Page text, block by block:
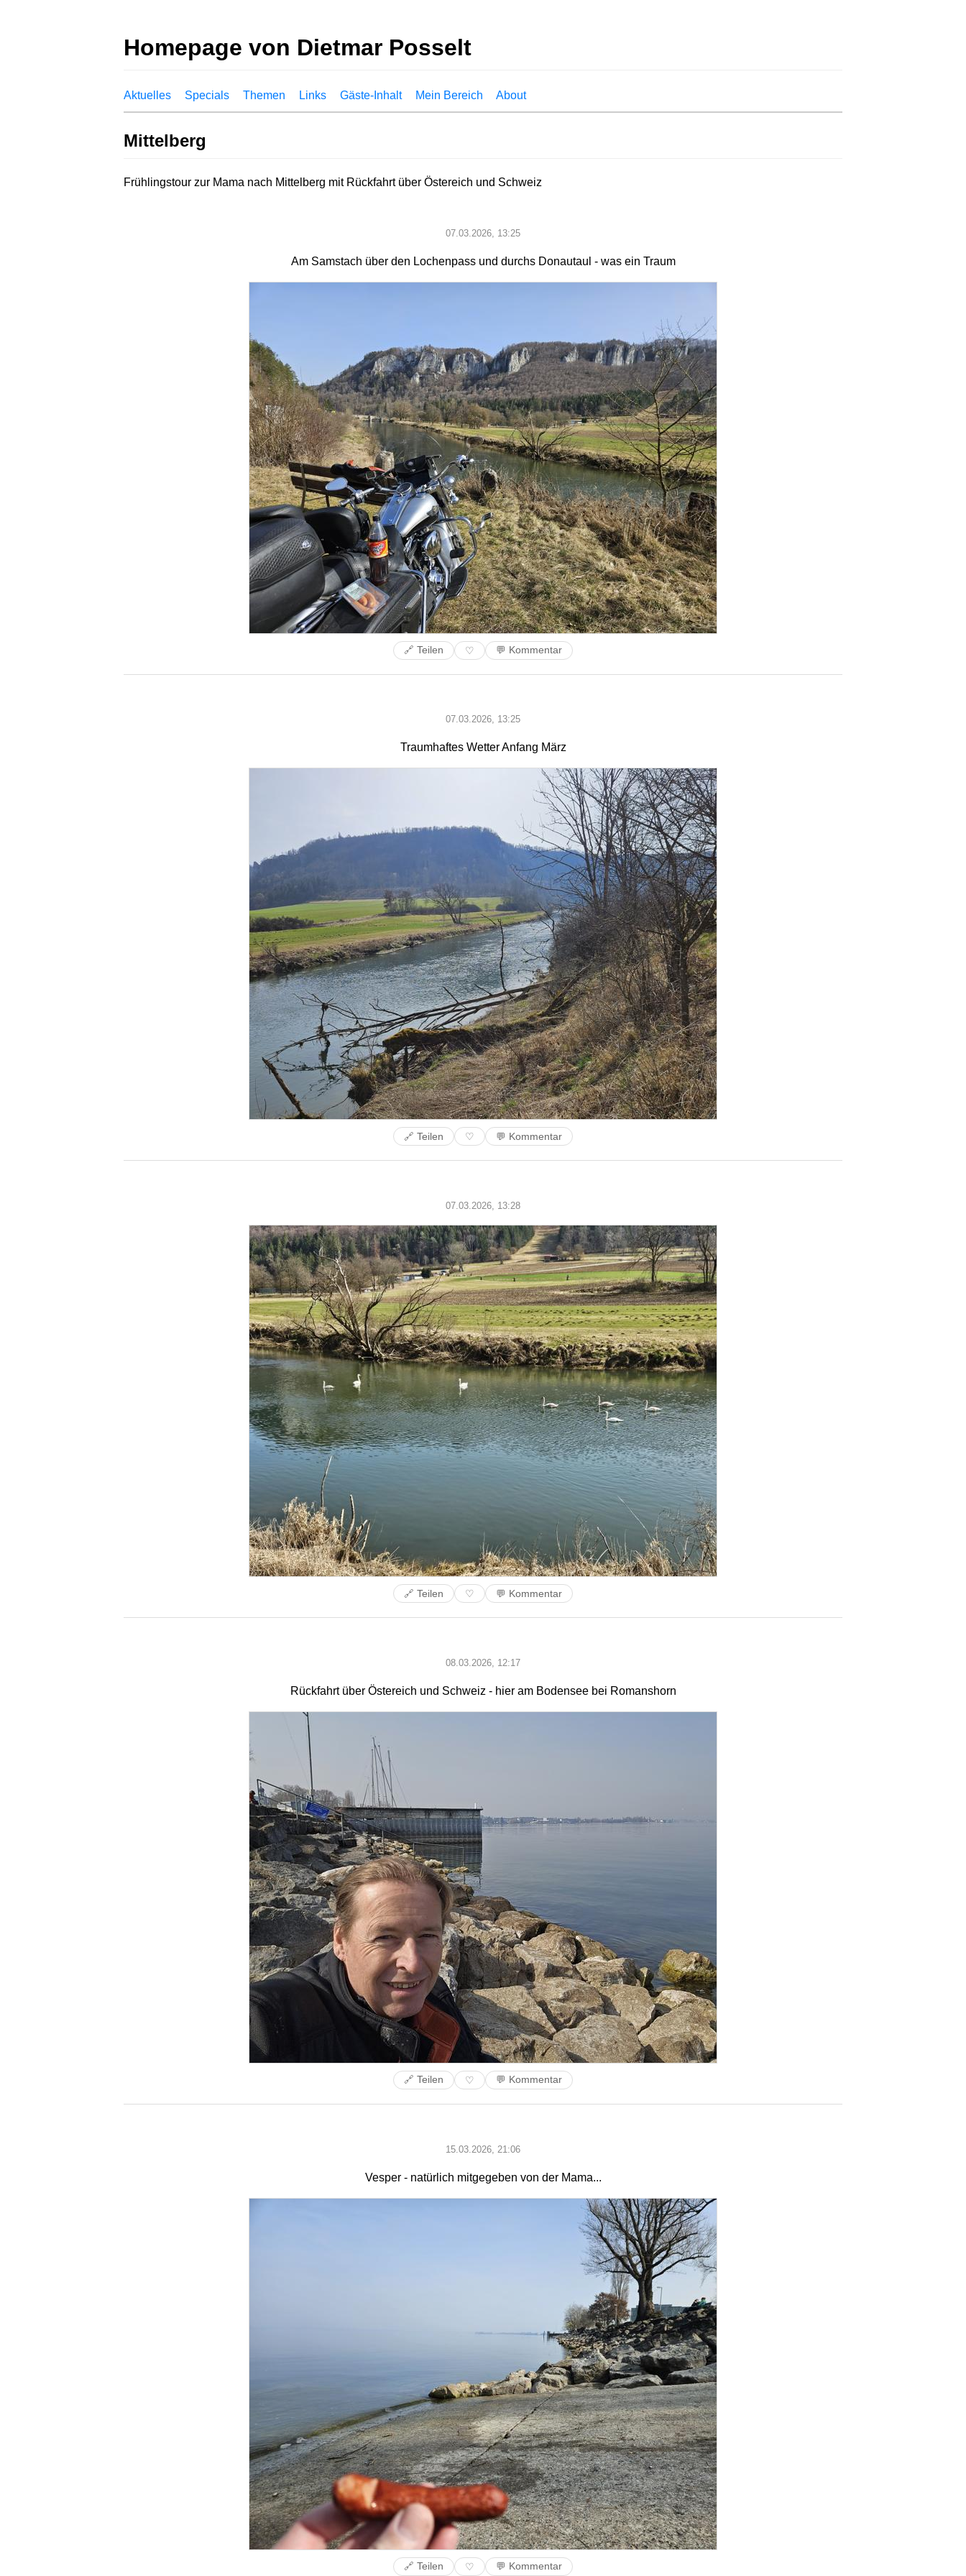
Homepage von Dietmar Posselt
Aktuelles Specials Themen Links Gäste-Inhalt Mein Bereich About
Mittelberg
Frühlingstour zur Mama nach Mittelberg mit Rückfahrt über Östereich und Schweiz
07.03.2026, 13:25
Am Samstach über den Lochenpass und durchs Donautaul - was ein Traum
🔗 Teilen ♡ 💬 Kommentar
07.03.2026, 13:25
Traumhaftes Wetter Anfang März
🔗 Teilen ♡ 💬 Kommentar
07.03.2026, 13:28
🔗 Teilen ♡ 💬 Kommentar
08.03.2026, 12:17
Rückfahrt über Östereich und Schweiz - hier am Bodensee bei Romanshorn
🔗 Teilen ♡ 💬 Kommentar
15.03.2026, 21:06
Vesper - natürlich mitgegeben von der Mama...
🔗 Teilen ♡ 💬 Kommentar